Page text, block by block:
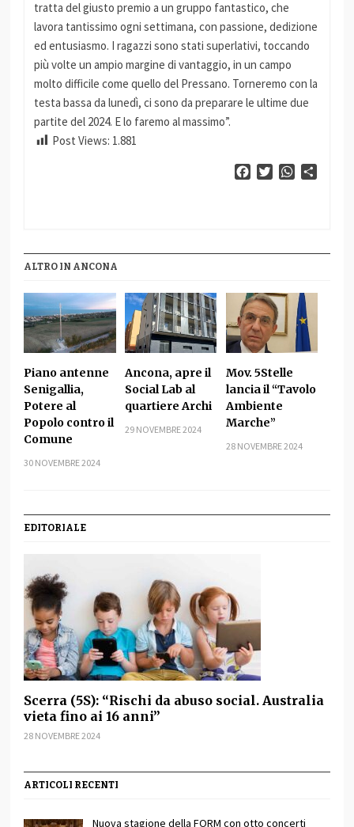
tratta del giusto premio a un gruppo fantastico, che
lavora tantissimo ogni settimana, con passione, dedizione
ed entusiasmo. I ragazzi sono stati superlativi, toccando
più volte un ampio margine di vantaggio, in un campo
molto difficile come quello del Pressano. Torneremo con la
testa bassa da lunedì, ci sono da preparare le ultime due
partite del 2024. E lo faremo al massimo”.
Post Views: 1.881
FacebookTwitterWhatsApp
ALTRO IN ANCONA
Piano antenne
Senigallia,
Potere al
Popolo contro il
Comune
30 NOVEMBRE 2024
Ancona, apre il
Social Lab al
quartiere Archi
29 NOVEMBRE 2024
Mov. 5Stelle
lancia il “Tavolo
Ambiente
Marche”
28 NOVEMBRE 2024
EDITORIALE
Scerra (5S): “Rischi da abuso social. Australia
vieta fino ai 16 anni”
28 NOVEMBRE 2024
ARTICOLI RECENTI
Nuova stagione della FORM con otto concerti